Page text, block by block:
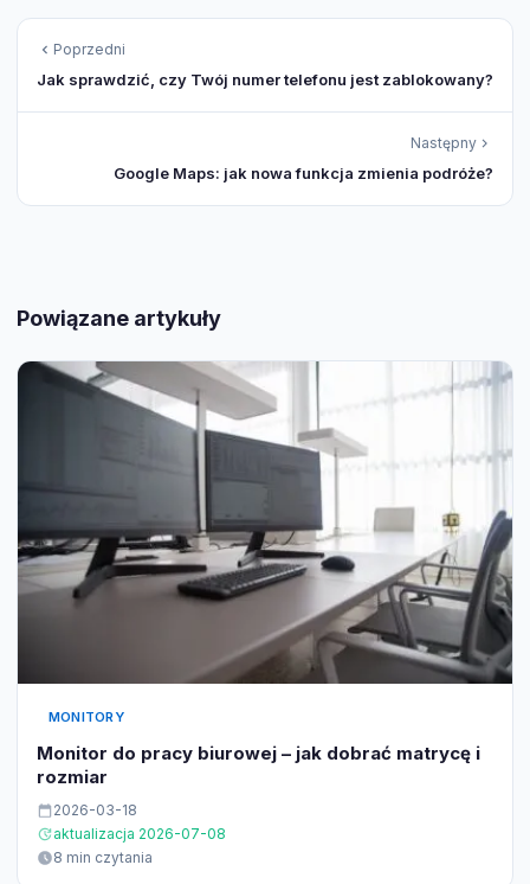
Poprzedni
Jak sprawdzić, czy Twój numer telefonu jest zablokowany?
Następny
Google Maps: jak nowa funkcja zmienia podróże?
Powiązane artykuły
MONITORY
Monitor do pracy biurowej – jak dobrać matrycę i
rozmiar
2026-03-18
aktualizacja 2026-07-08
8 min czytania